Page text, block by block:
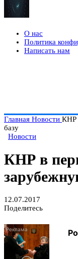
О нас
Политика
Написать нам
Главная Новости КНР
базу
Новости
КНР в
12.07.2017
Поделитесь